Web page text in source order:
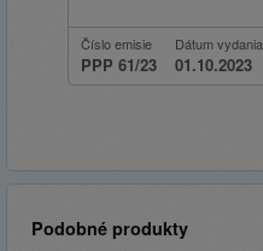
Číslo emisie
PPP 61/23
Dátum vydania
01.10.2023
Podobné produkty